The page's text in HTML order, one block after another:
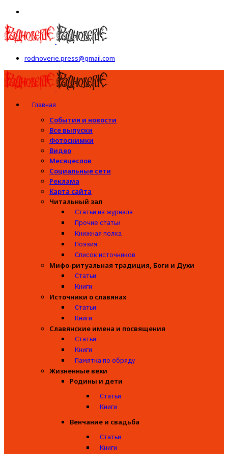
rodnoverie.press@gmail.com
Главная
События и новости
Все выпуски
Фотоснимки
Видео
Месяцеслов
Социальные сети
Реклама
Карта сайта
Читальный зал
Статьи из журнала
Прочие статьи
Книжная полка
Поэзия
Список источников
Мифо-ритуальная традиция, Боги и Духи
Статьи
Книги
Источники о славянах
Статьи
Книги
Славянские имена и посвящения
Статьи
Книги
Памятка по обряду
Жизненные вехи
Родины и дети
Статьи
Книги
Венчание и свадьба
Статьи
Книги